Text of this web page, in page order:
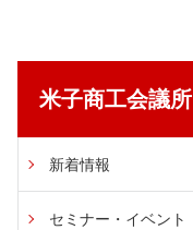
米子商工会議所
新着情報
セミナー・イベント